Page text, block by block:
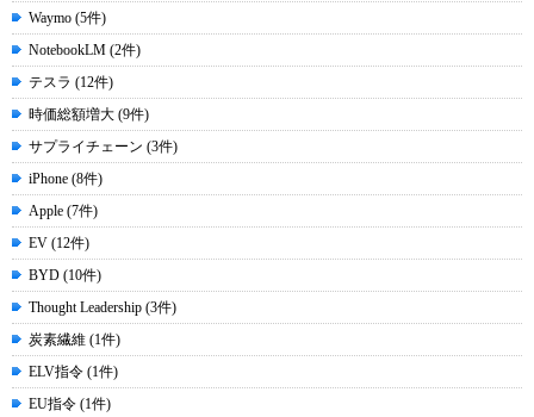
Waymo (5件)
NotebookLM (2件)
テスラ (12件)
時価総額増大 (9件)
サプライチェーン (3件)
iPhone (8件)
Apple (7件)
EV (12件)
BYD (10件)
Thought Leadership (3件)
炭素繊維 (1件)
ELV指令 (1件)
EU指令 (1件)